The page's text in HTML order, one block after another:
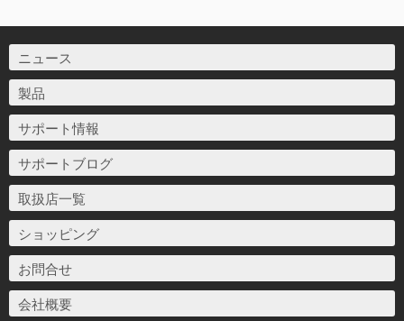
ニュース
製品
サポート情報
サポートブログ
取扱店一覧
ショッピング
お問合せ
会社概要